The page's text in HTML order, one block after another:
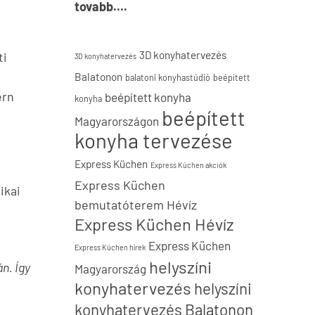
Így
tovabb....
3D konyhatervezés 3D konyhatervezés
Balatonon balatoni konyhastúdió beépített
konyha beépített konyha
Magyarországon beépített
konyha tervezése
Express Küchen Express Küchen akciók
Express Küchen
bemutatóterem Hévíz
Express Küchen Hévíz
Express Küchen hírek Express Küchen
Magyarország helyszíni
konyhatervezés helyszíni
konyhatervezés Balatonon